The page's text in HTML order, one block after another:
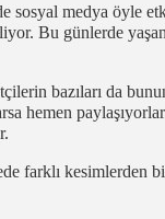
sosyal medya öyle
Bu günlerde
bazıları da
hemen
farklı kesimlerden